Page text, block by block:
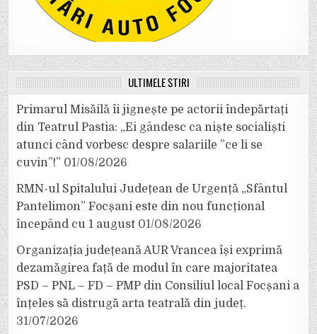
ULTIMELE ȘTIRI
Primarul Misăilă îi jignește pe actorii îndepărtați
din Teatrul Pastia: „Ei gândesc ca niște socialiști
atunci când vorbesc despre salariile ”ce li se
cuvin”!” 01/08/2026
RMN-ul Spitalului Județean de Urgență „Sfântul
Pantelimon” Focșani este din nou funcțional
începând cu 1 august 01/08/2026
Organizația județeană AUR Vrancea își exprimă
dezamăgirea față de modul în care majoritatea
PSD – PNL – FD – PMP din Consiliul local Focșani a
înțeles să distrugă arta teatrală din județ.
31/07/2026